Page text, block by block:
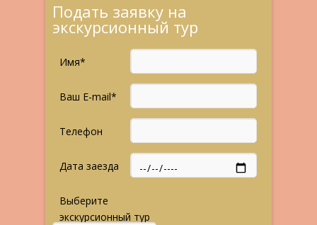
Подать заявку на
экскурсионный тур
Имя*
Ваш E-mail*
Телефон
Дата заезда
Выберите
экскурсионный тур